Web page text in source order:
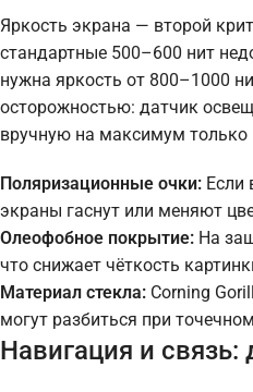
Яркость экрана — второй
стандартные 500–600 нит
нужна яркость от 800–1000
осторожностью: датчик
вручную на максимум только
Поляризационные очки: Если
экраны гаснут или меняют
Олеофобное покрытие: На
что снижает чёткость
Материал стекла: Corning
могут разбиться при
Навигация и